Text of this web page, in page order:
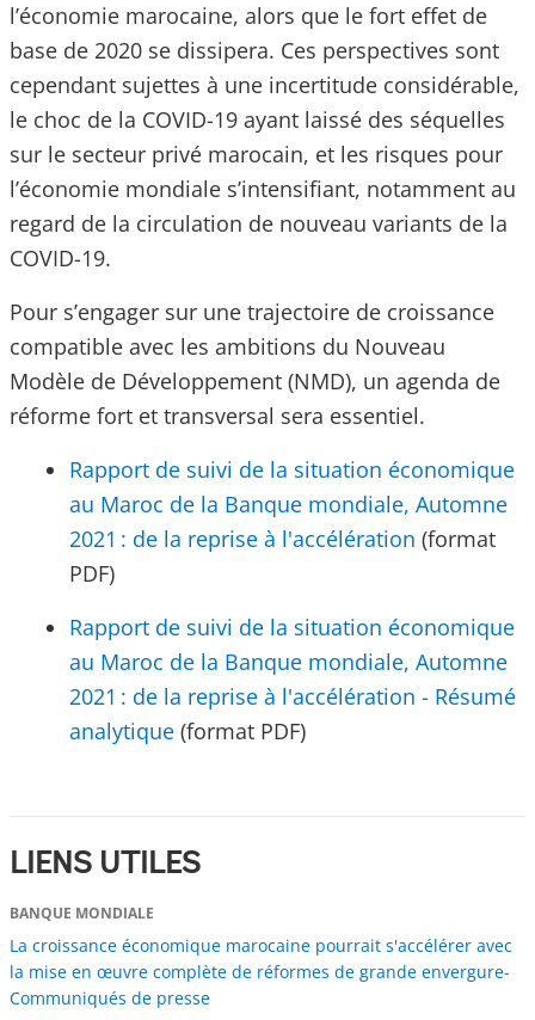
l’économie marocaine, alors que le fort effet de
base de 2020 se dissipera. Ces perspectives sont
cependant sujettes à une incertitude considérable,
le choc de la COVID-19 ayant laissé des séquelles
sur le secteur privé marocain, et les risques pour
l’économie mondiale s’intensifiant, notamment au
regard de la circulation de nouveau variants de la
COVID-19.
Pour s’engager sur une trajectoire de croissance
compatible avec les ambitions du Nouveau
Modèle de Développement (NMD), un agenda de
réforme fort et transversal sera essentiel.
Rapport de suivi de la situation économique
au Maroc de la Banque mondiale, Automne
2021 : de la reprise à l'accélération (format
PDF)
Rapport de suivi de la situation économique
au Maroc de la Banque mondiale, Automne
2021 : de la reprise à l'accélération - Résumé
analytique (format PDF)
LIENS UTILES
BANQUE MONDIALE
La croissance économique marocaine pourrait s'accélérer avec
la mise en œuvre complète de réformes de grande envergure-
Communiqués de presse